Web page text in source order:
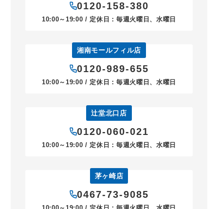
0120-158-380
10:00～19:00 / 定休日：毎週火曜日、水曜日
湘南モールフィル店
0120-989-655
10:00～19:00 / 定休日：毎週火曜日、水曜日
辻堂北口店
0120-060-021
10:00～19:00 / 定休日：毎週火曜日、水曜日
茅ヶ崎店
0467-73-9085